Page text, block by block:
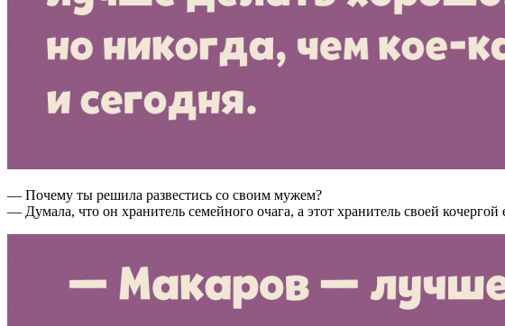
— Почему ты решила развестись со своим мужем?
— Думала, что он хранитель семейного очага, а этот хранитель своей